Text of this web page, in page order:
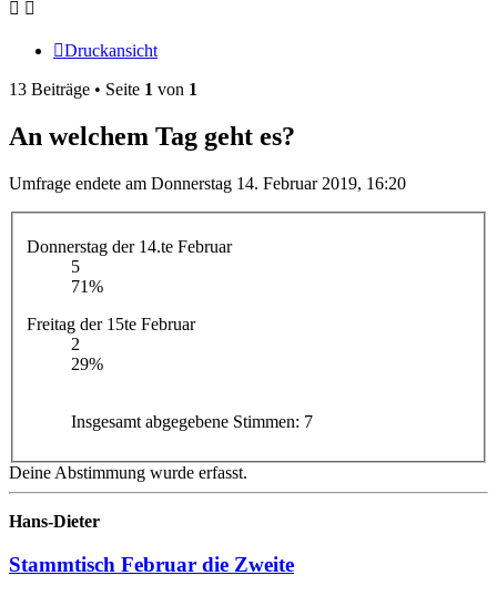
Druckansicht
13 Beiträge • Seite 1 von 1
An welchem Tag geht es?
Umfrage endete am Donnerstag 14. Februar 2019, 16:20
Donnerstag der 14.te Februar
5
71%
Freitag der 15te Februar
2
29%
Insgesamt abgegebene Stimmen: 7
Deine Abstimmung wurde erfasst.
Hans-Dieter
Stammtisch Februar die Zweite